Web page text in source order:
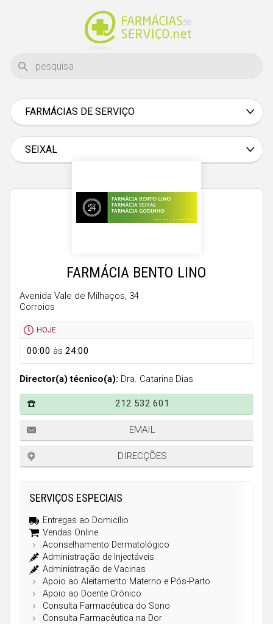
FARMÁCIAS DE SERVIÇO
Braga
Bragança
Castelo Branco
Guarda
Lisboa
Portalegre
Porto
Santarém
Setúbal
Viana do Castelo
Viseu
Madeira
Açores
SEIXAL
FARMÁCIA BENTO LINO
Avenida Vale de Milhaços, 34
Corroios
HOJE
00:00 às 24:00
Director(a) técnico(a): Dra. Catarina Dias
212 532 601
EMAIL
DIRECÇÕES
SERVIÇOS ESPECIAIS
Entregas ao Domicílio
Vendas Online
Aconselhamento Dermatológico
Administração de Injectáveis
Administração de Vacinas
Apoio ao Aleitamento Materno e Pós-Parto
Apoio ao Doente Crónico
Consulta Farmacêutica do Sono
Consulta Farmacêutica na Dor